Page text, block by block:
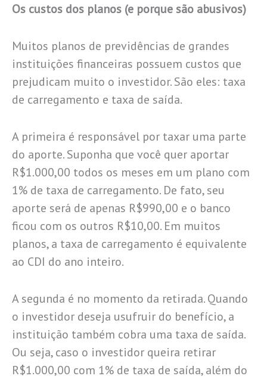
Os custos dos planos (e porque são abusivos)
Muitos planos de previdências de grandes
instituições financeiras possuem custos que
prejudicam muito o investidor. São eles: taxa
de carregamento e taxa de saída.
A primeira é responsável por taxar uma parte
do aporte. Suponha que você quer aportar
R$1.000,00 todos os meses em um plano com
1% de taxa de carregamento. De fato, seu
aporte será de apenas R$990,00 e o banco
ficou com os outros R$10,00. Em muitos
planos, a taxa de carregamento é equivalente
ao CDI do ano inteiro.
A segunda é no momento da retirada. Quando
o investidor deseja usufruir do benefício, a
instituição também cobra uma taxa de saída.
Ou seja, caso o investidor queira retirar
R$1.000,00 com 1% de taxa de saída, além do